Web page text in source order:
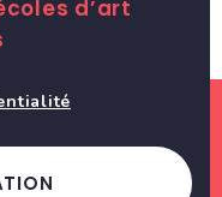
d’art